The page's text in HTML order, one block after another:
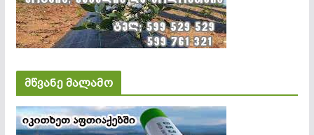
მწვანე მალამო